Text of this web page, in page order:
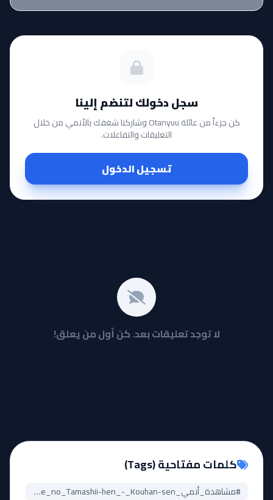
سجل دخولك لتنضم إلينا
كن جزءاً من عائلة Otanyuu وشاركنا شغفك بالأنمي من خلال
التعليقات والتفاعلات.
تسجيل الدخول
لا توجد تعليقات بعد. كن أول من يعلق!
كلمات مفتاحية (Tags)
#مشاهدة_أنمي_Gintama.:_Shirogane_no_Tamashii-hen_-_Kouhan-sen